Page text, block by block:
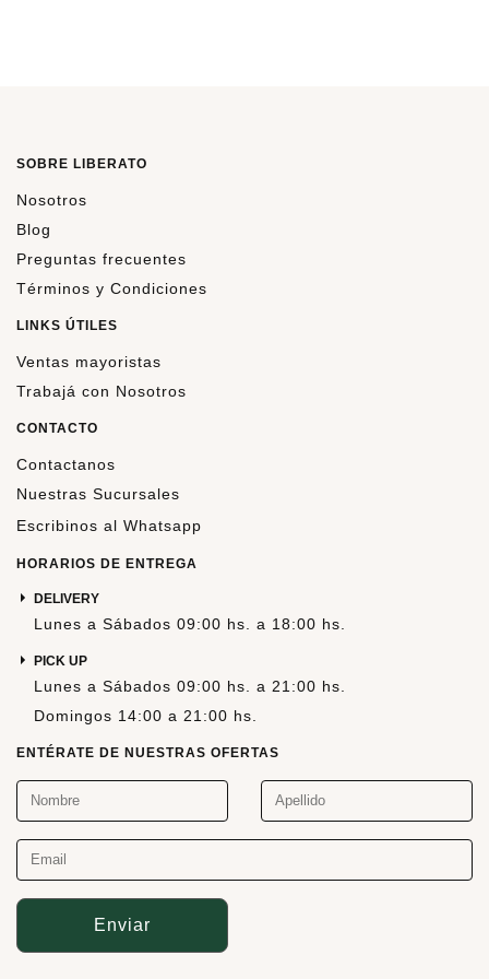
SOBRE LIBERATO
Nosotros
Blog
Preguntas frecuentes
Términos y Condiciones
LINKS ÚTILES
Ventas mayoristas
Trabajá con Nosotros
CONTACTO
Contactanos
Nuestras Sucursales
Escribinos al Whatsapp
HORARIOS DE ENTREGA
DELIVERY
Lunes a Sábados 09:00 hs. a 18:00 hs.
PICK UP
Lunes a Sábados 09:00 hs. a 21:00 hs.
Domingos 14:00 a 21:00 hs.
ENTÉRATE DE NUESTRAS OFERTAS
Enviar